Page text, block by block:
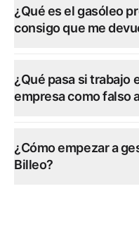
¿Qué es el gasóleo
consigo que me
¿Qué pasa si trabajo
empresa como falso
¿Cómo empezar a
Billeo?